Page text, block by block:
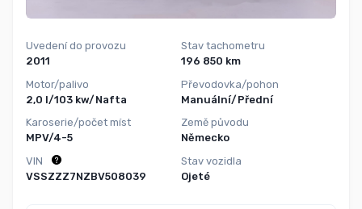
Uvedení do provozu
2011
Motor/palivo
2,0 l/103 kw/Nafta
Karoserie/počet míst
MPV/4-5
Stav tachometru
196 850 km
Převodovka/pohon
Manuální/Přední
Země původu
Německo
VIN
VSSZZZ7NZBV508039
Stav vozidla
Ojeté